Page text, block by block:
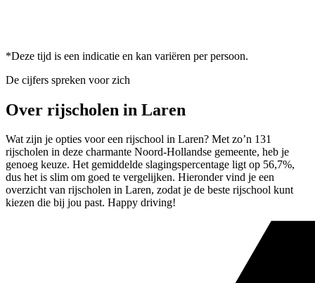
*Deze tijd is een indicatie en kan variëren per persoon.
De cijfers spreken voor zich
Over rijscholen in Laren
Wat zijn je opties voor een rijschool in Laren? Met zo’n 131
rijscholen in deze charmante Noord-Hollandse gemeente, heb je
genoeg keuze. Het gemiddelde slagingspercentage ligt op 56,7%,
dus het is slim om goed te vergelijken. Hieronder vind je een
overzicht van rijscholen in Laren, zodat je de beste rijschool kunt
kiezen die bij jou past. Happy driving!